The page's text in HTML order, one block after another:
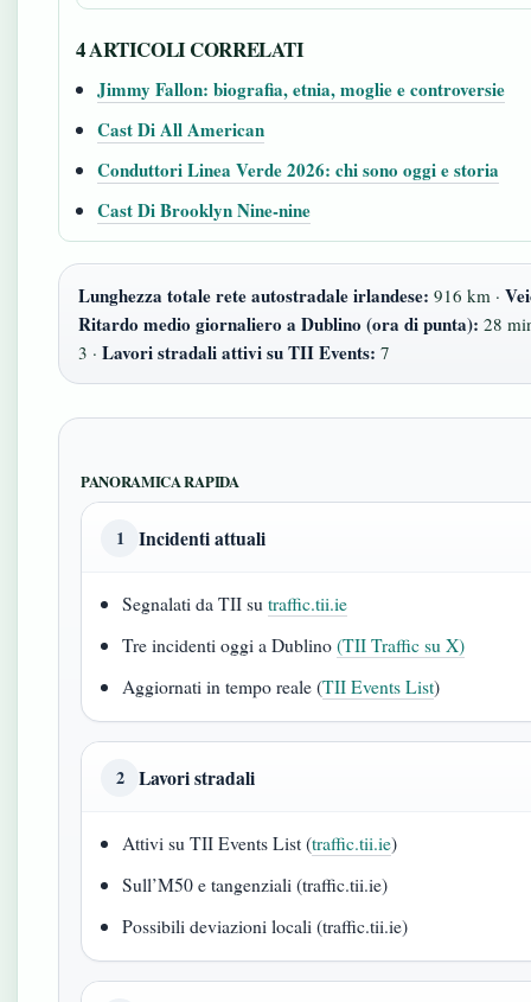
4 ARTICOLI CORRELATI
Jimmy Fallon: biografia, etnia, moglie e controversie
Cast Di All American
Conduttori Linea Verde 2026: chi sono oggi e storia
Cast Di Brooklyn Nine-nine
Lunghezza totale rete autostradale irlandese: 916 km ·
Ritardo medio giornaliero a Dublino (ora di punta): 28
3 · Lavori stradali attivi su TII Events: 7
PANORAMICA RAPIDA
1 Incidenti attuali
Segnalati da TII sutraffic.tii.ie
Tre incidenti oggi a Dublino(TII Traffic su X)
Aggiornati in tempo reale (TII Events List)
2 Lavori stradali
Attivi su TII Events List (traffic.tii.ie)
Sull’M50 e tangenziali (traffic.tii.ie)
Possibili deviazioni locali (traffic.tii.ie)